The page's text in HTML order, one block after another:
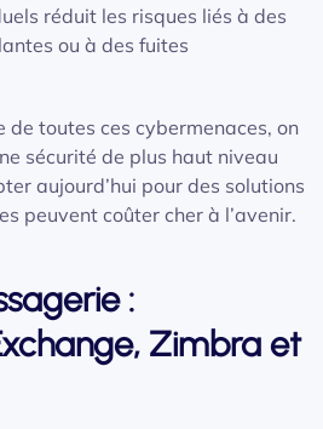
réduit les risques liés à des
ou à des fuites
de toutes ces cybermenaces, on
sécurité de plus haut niveau
aujourd’hui pour des solutions
peuvent coûter cher à l’avenir.
:
Zimbra et